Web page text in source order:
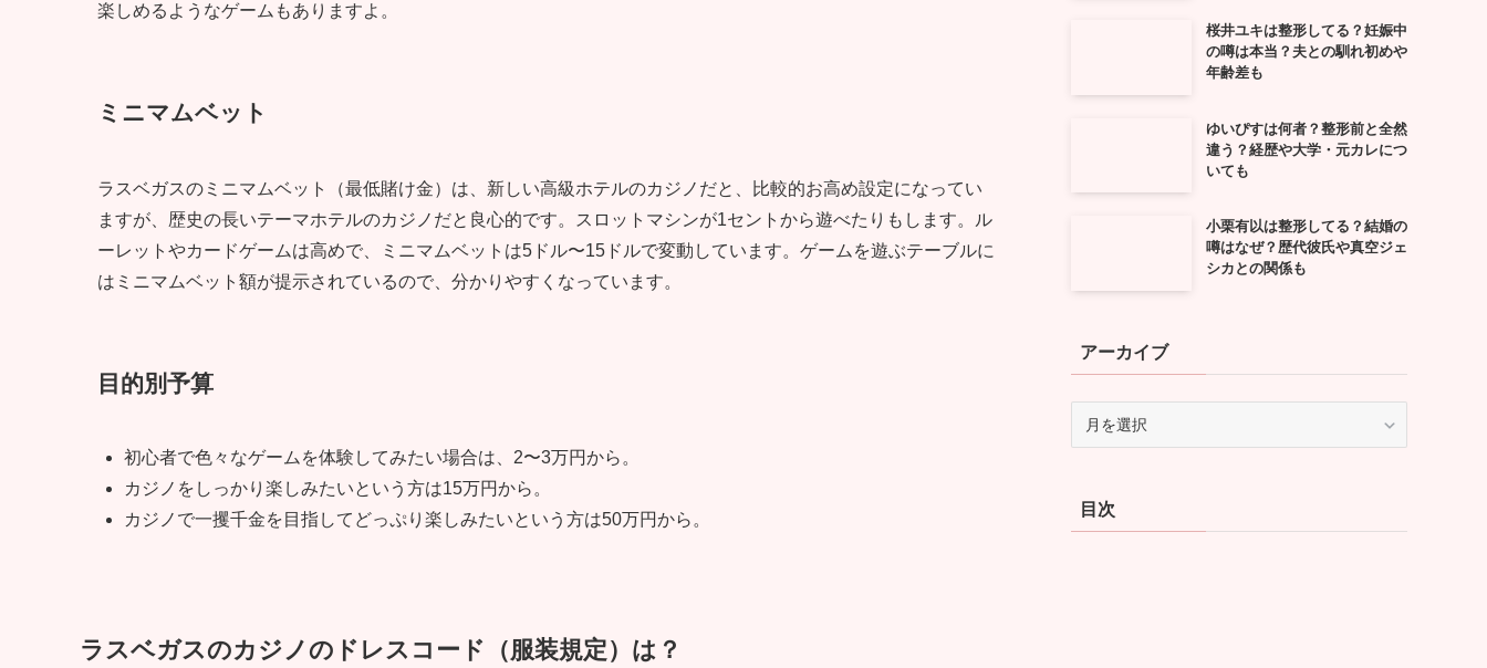
楽しめるようなゲームもありますよ。
ミニマムベット
ラスベガスのミニマムベット（最低賭け金）は、新しい高級ホテルのカジノだと、比較的お高め設定になってい
ますが、歴史の長いテーマホテルのカジノだと良心的です。スロットマシンが1セントから遊べたりもします。ル
ーレットやカードゲームは高めで、ミニマムベットは5ドル〜15ドルで変動しています。ゲームを遊ぶテーブルに
はミニマムベット額が提示されているので、分かりやすくなっています。
目的別予算
初心者で色々なゲームを体験してみたい場合は、2〜3万円から。
カジノをしっかり楽しみたいという方は15万円から。
カジノで一攫千金を目指してどっぷり楽しみたいという方は50万円から。
ラスベガスのカジノのドレスコード（服装規定）は？
桜井ユキは整形してる？妊娠中
の噂は本当？夫との馴れ初めや
年齢差も
ゆいぴすは何者？整形前と全然
違う？経歴や大学・元カレにつ
いても
小栗有以は整形してる？結婚の
噂はなぜ？歴代彼氏や真空ジェ
シカとの関係も
アーカイブ
ブ目次